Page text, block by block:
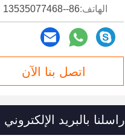
الهاتف:86--13535077468
اتصل بنا الآن
راسلنا بالبريد الإلكتروني